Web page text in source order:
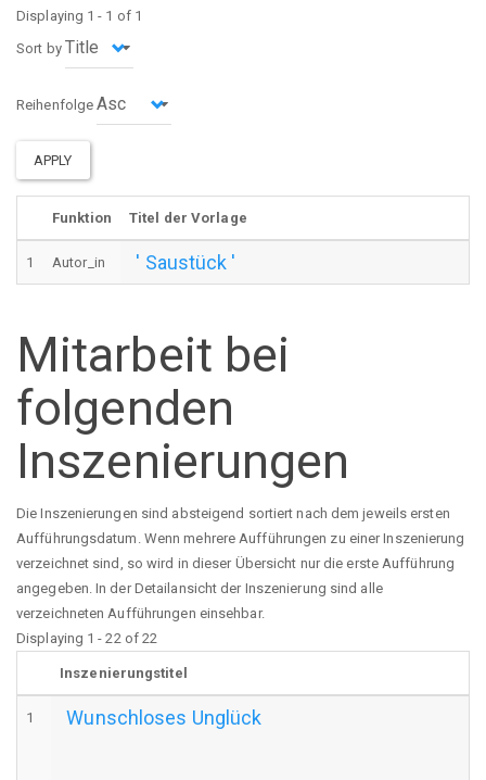
Displaying 1 - 1 of 1
Sort by
Reihenfolge
APPLY
Funktion Titel der Vorlage
1 Autor_in ' Saustück '
Mitarbeit bei
folgenden
Inszenierungen
Die Inszenierungen sind absteigend sortiert nach dem jeweils ersten
Aufführungsdatum. Wenn mehrere Aufführungen zu einer Inszenierung
verzeichnet sind, so wird in dieser Übersicht nur die erste Aufführung
angegeben. In der Detailansicht der Inszenierung sind alle
verzeichneten Aufführungen einsehbar.
Displaying 1 - 22 of 22
Inszenierungstitel
1 Wunschloses Unglück